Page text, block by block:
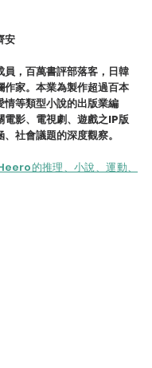
安
員，百萬書評部落客，日韓
作家。本業為製作超過百本
情等類型小說的出版業編
電影、電視劇、遊戲之IP版
社會議題的深度觀察。
的推理、小說、運動、